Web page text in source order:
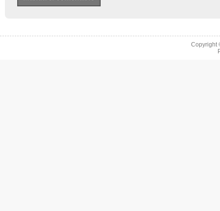
Copyright